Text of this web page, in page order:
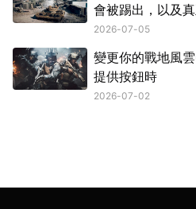
會被踢出，以及
2026-07-05
變更你的戰地風
提供按鈕時
2026-07-02